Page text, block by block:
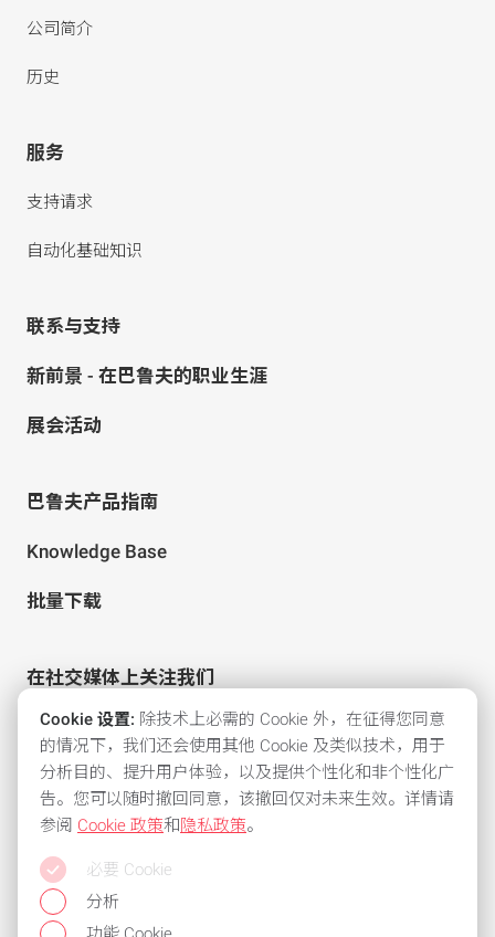
公司简介
历史
服务
支持请求
自动化基础知识
联系与支持
新前景 - 在巴鲁夫的职业生涯
展会活动
巴鲁夫产品指南
Knowledge Base
批量下载
在社交媒体上关注我们
所有常用支付方式
保持灵活性，使用以下付款方式之一：
Cookie 设置: 除技术上必需的 Cookie 外，在征得您同意
的情况下，我们还会使用其他 Cookie 及类似技术，用于
分析目的、提升用户体验，以及提供个性化和非个性化广
告。您可以随时撤回同意，该撤回仅对未来生效。详情请
参阅 Cookie 政策和隐私政策。
必要 Cookie
分析